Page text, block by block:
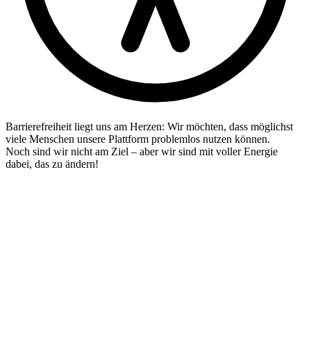
Barrierefreiheit liegt uns am Herzen: Wir möchten, dass möglichst
viele Menschen unsere Plattform problemlos nutzen können.
Noch sind wir nicht am Ziel – aber wir sind mit voller Energie
dabei, das zu ändern!